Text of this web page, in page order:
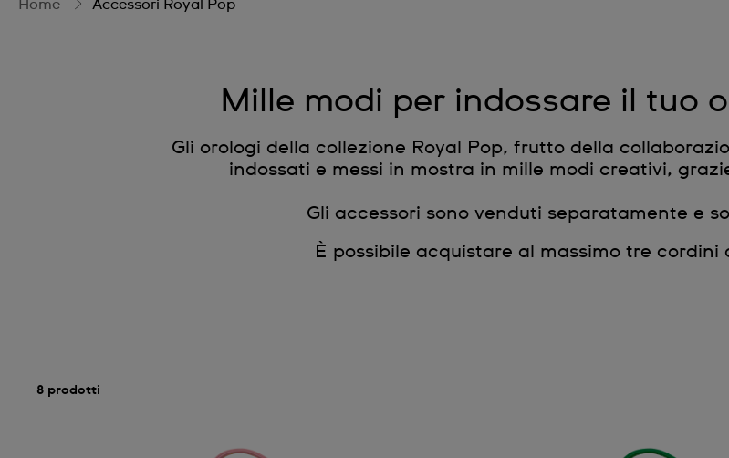
Home Accessori Royal Pop
Mille modi per indossare il tuo
Gli orologi della collezione Royal Pop, frutto della
indossati e messi in mostra in mille modi creativi,
Gli accessori sono venduti separatamente e
È possibile acquistare al massimo tre cordini
8 prodotti